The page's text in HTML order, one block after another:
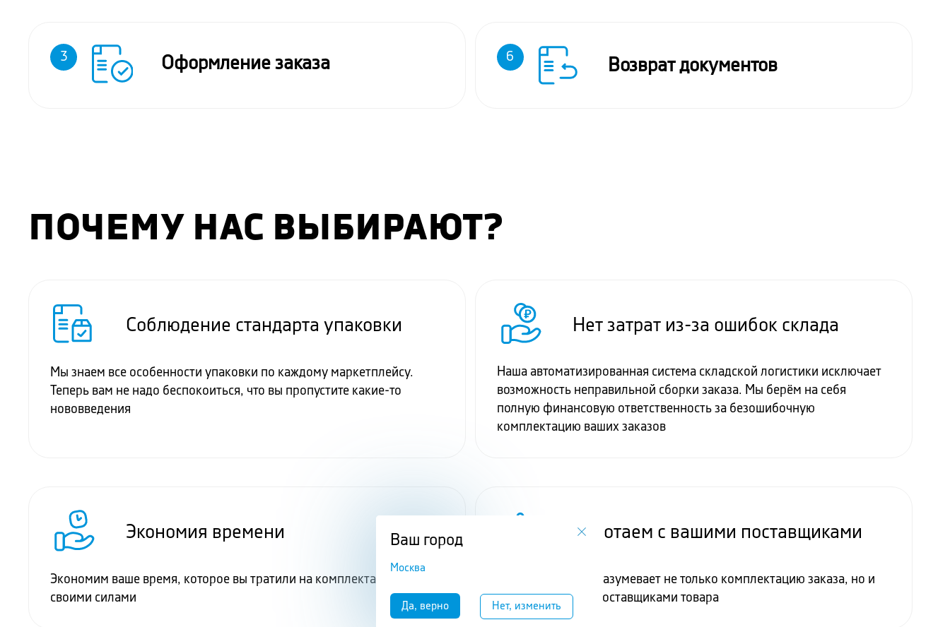
3 Оформление заказа 6 Возврат документов
ПОЧЕМУ НАС ВЫБИРАЮТ?
Соблюдение стандарта упаковки
Мы знаем все особенности упаковки по каждому маркетплейсу.
Теперь вам не надо беспокоиться, что вы пропустите какие-то
нововведения
Нет затрат из-за ошибок склада
Наша автоматизированная система складской логистики исключает
возможность неправильной сборки заказа. Мы берём на себя
полную финансовую ответственность за безошибочную
комплектацию ваших заказов
Экономия времени
Экономим ваше время, которое вы тратили на комплектацию заказа
своими силами
Работаем с вашими поставщиками
Фулфилмент подразумевает не только комплектацию заказа, но и
работу с вашими поставщиками товара
Ваш город
Москва